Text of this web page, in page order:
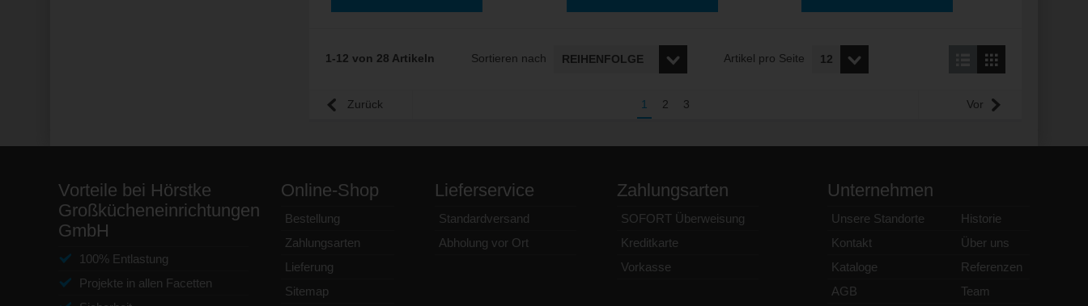
1-12 von 28 Artikeln Sortieren nach Artikel pro Seite
Zurück 1 2 3 Vor
Vorteile bei Hörstke
Großkücheneinrichtungen
GmbH
100% Entlastung
Projekte in allen Facetten
Online-Shop
Bestellung
Zahlungsarten
Lieferung
Sitemap
Lieferservice
Standardversand
Abholung vor Ort
Zahlungsarten
SOFORT Überweisung
Kreditkarte
Vorkasse
Unternehmen
Unsere Standorte
Historie
Kontakt
Über uns
Kataloge
Referenzen
AGB
Team